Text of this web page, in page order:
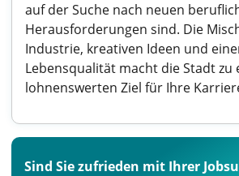
auf der Suche nach neuen
Herausforderungen sind. Die
Industrie, kreativen Ideen und
Lebensqualität macht die Stadt zu
lohnenswerten Ziel für Ihre
Sind Sie zufrieden mit Ihrer